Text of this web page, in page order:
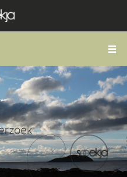
THERAPIE
HET HART